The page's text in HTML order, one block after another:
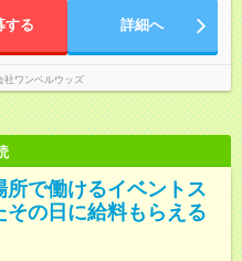
する 詳細へ
社ワンベルウッズ
で働けるイベントス
の日に給料もらえる